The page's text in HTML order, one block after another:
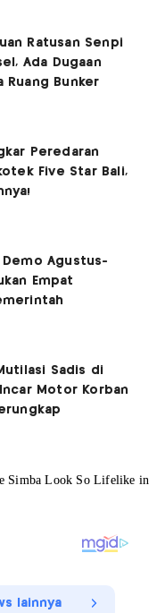
Ratusan Senpi
Ada Dugaan
Ruang Bunker
Peredaran
Five Star Bali,
Demo Agustus-
Empat
Sadis di
Motor Korban
lainnya